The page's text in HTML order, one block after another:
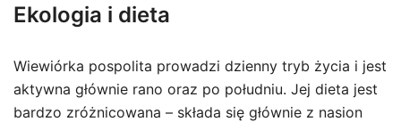
Ekologia i dieta
Wiewiórka pospolita prowadzi dzienny tryb życia i jest
aktywna głównie rano oraz po południu. Jej dieta jest
bardzo zróżnicowana – składa się głównie z nasion